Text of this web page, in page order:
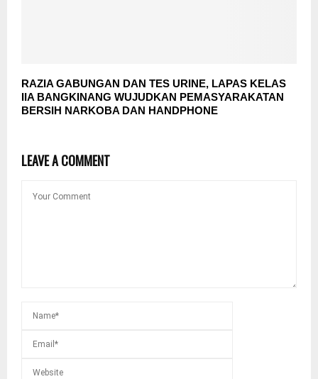
RAZIA GABUNGAN DAN TES URINE, LAPAS KELAS
IIA BANGKINANG WUJUDKAN PEMASYARAKATAN
BERSIH NARKOBA DAN HANDPHONE
LEAVE A COMMENT